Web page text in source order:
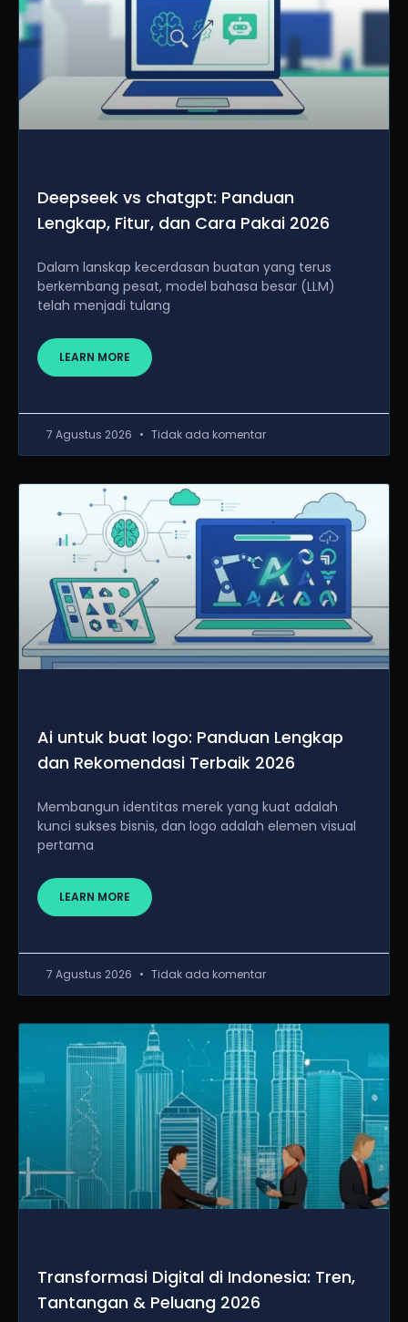
Deepseek vs chatgpt: Panduan
Lengkap, Fitur, dan Cara Pakai 2026
Dalam lanskap kecerdasan buatan yang terus
berkembang pesat, model bahasa besar (LLM)
telah menjadi tulang
LEARN MORE
7 Agustus 2026 Tidak ada komentar
Ai untuk buat logo: Panduan Lengkap
dan Rekomendasi Terbaik 2026
Membangun identitas merek yang kuat adalah
kunci sukses bisnis, dan logo adalah elemen visual
pertama
LEARN MORE
7 Agustus 2026 Tidak ada komentar
Transformasi Digital di Indonesia: Tren,
Tantangan & Peluang 2026